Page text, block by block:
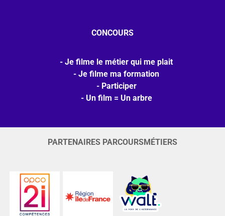
CONCOURS
Je filme le métier qui me plait
Je filme ma formation
Participer
Un film = Un arbre
PARTENAIRES PARCOURSMÉTIERS